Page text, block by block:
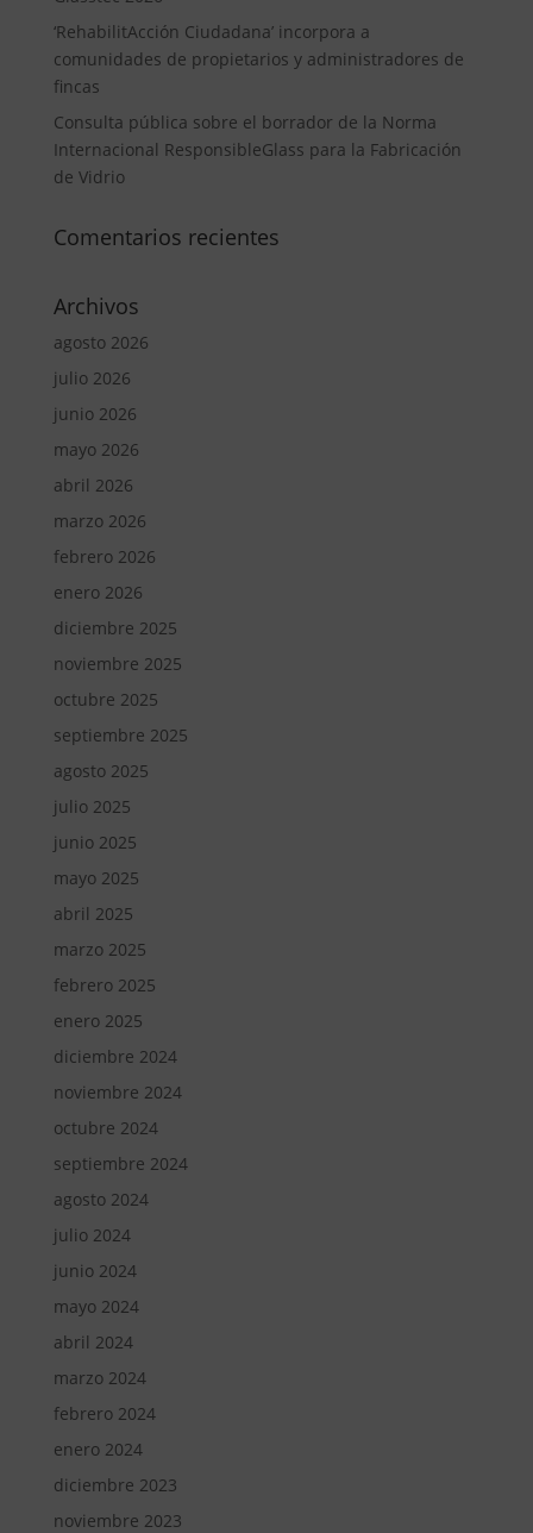
‘RehabilitAcción Ciudadana’ incorpora a
comunidades de propietarios y administradores de
fincas
Consulta pública sobre el borrador de la Norma
Internacional ResponsibleGlass para la Fabricación
de Vidrio
Comentarios recientes
Archivos
agosto 2026
julio 2026
junio 2026
mayo 2026
abril 2026
marzo 2026
febrero 2026
enero 2026
diciembre 2025
noviembre 2025
octubre 2025
septiembre 2025
agosto 2025
julio 2025
junio 2025
mayo 2025
abril 2025
marzo 2025
febrero 2025
enero 2025
diciembre 2024
noviembre 2024
octubre 2024
septiembre 2024
agosto 2024
julio 2024
junio 2024
mayo 2024
abril 2024
marzo 2024
febrero 2024
enero 2024
diciembre 2023
noviembre 2023